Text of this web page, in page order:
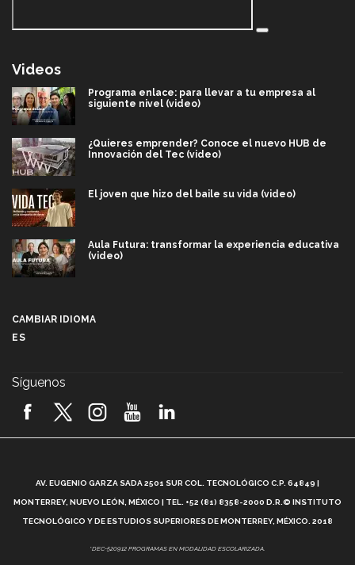
Videos
Programa enlace: para llevar a tu empresa al
siguiente nivel (video)
¿Quieres emprender? Conoce el nuevo HUB de
Innovación del Tec (video)
El joven que hizo del baile su vida (video)
Aula Futura: transformar la experiencia educativa
(video)
2026! (video)
¿Cómo es el Modelo Educativo Tec? (video)
Vida Tec: Feminismo e Inteligencia Artificial, Paola
CAMBIAR IDIOMA
ES
Síguenos
AV. EUGENIO GARZA SADA 2501 SUR COL. TECNOLÓGICO C.P. 64849 |
MONTERREY, NUEVO LEÓN, MÉXICO | TEL. +52 (81) 8358-2000 D.R.© INSTITUTO
TECNOLÓGICO Y DE ESTUDIOS SUPERIORES DE MONTERREY, MÉXICO. 2018
*DEC-520912 PROGRAMAS EN MODALIDAD ESCOLARIZADA.